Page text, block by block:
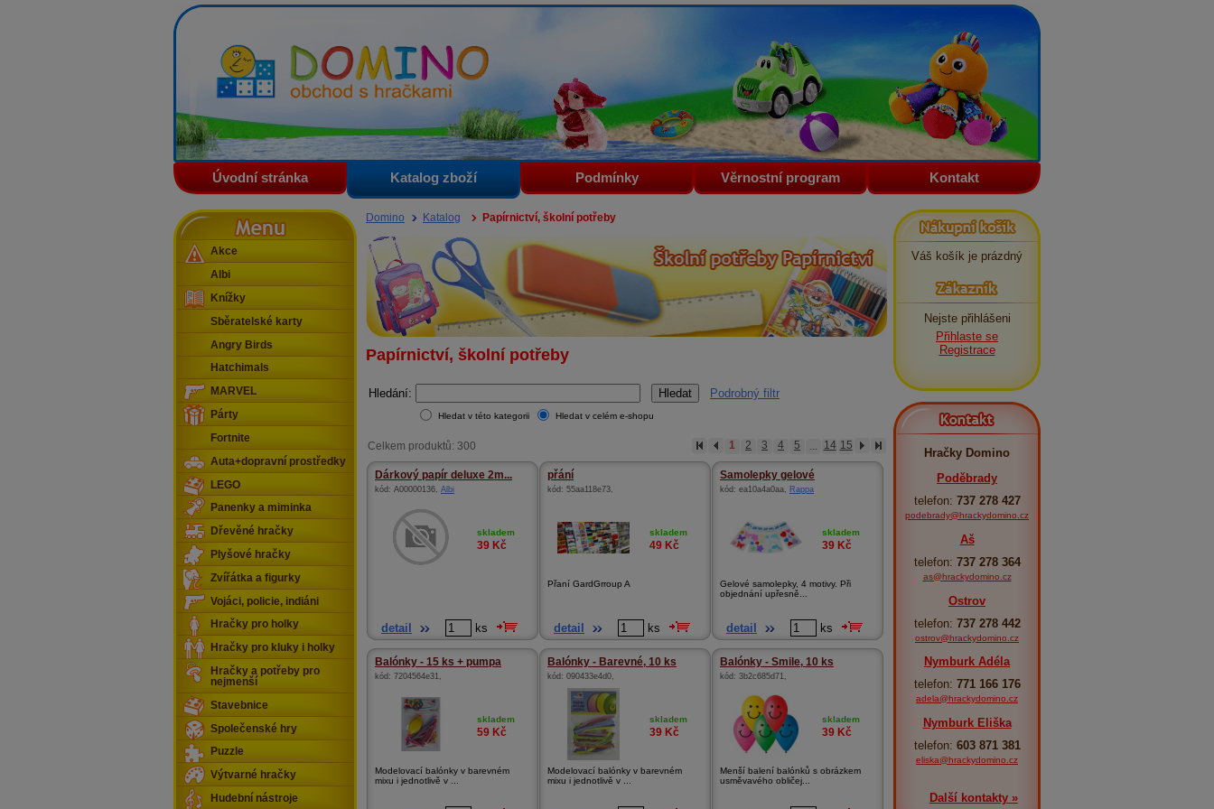
Domino - obchod s hračkami
Úvodní stránka Katalog zboží Podmínky Věrnostní program Kontakt
Domino Katalog Papírnictví, školní potřeby
Papírnictví, školní potřeby
Hledání: Podrobný filtr
Hledat v této kategorii Hledat v celém e-shopu
Celkem produktů: 300 1 2 3 4 5 14 15
Dárkový papír deluxe 2m...
kód: A00000136, Albi
skladem
39 Kč
detail ks
přání
kód: 55aa118e73,
skladem
49 Kč
Přaní GardGrroup A
detail ks
Samolepky gelové
kód: ea10a4a0aa, Rappa
skladem
39 Kč
Gelové samolepky, 4 motivy. Při
objednání upřesně...
detail ks
Balónky - 15 ks + pumpa
kód: 7204564e31,
skladem
59 Kč
Modelovací balónky v barevném
mixu i jednotlivě v ...
Balónky - Barevné, 10 ks
kód: 090433e4d0,
skladem
39 Kč
Modelovací balónky v barevném
mixu i jednotlivě v ...
Balónky - Smile, 10 ks
kód: 3b2c685d71,
skladem
39 Kč
Menší balení balónků s obrázkem
usměvavého obličej...
Menu
Akce
Albi
Knížky
Sběratelské karty
Angry Birds
Hatchimals
MARVEL
Párty
Fortnite
Auta+dopravní prostředky
LEGO
Panenky a miminka
Dřevěné hračky
Plyšové hračky
Zvířátka a figurky
Vojáci, policie, indiáni
Hračky pro holky
Hračky pro kluky i holky
Hračky a potřeby pro
nejmenší
Stavebnice
Společenské hry
Puzzle
Výtvarné hračky
Hudební nástroje
Nákupní košík
Váš košík je prázdný
Zákazník
Nejste přihlášeni
Přihlaste se
Registrace
Kontakt
Hračky Domino
Poděbrady
telefon: 737 278 427
podebrady@hrackydomino.cz
Aš
telefon: 737 278 364
as@hrackydomino.cz
Ostrov
telefon: 737 278 442
ostrov@hrackydomino.cz
Nymburk Adéla
telefon: 771 166 176
adela@hrackydomino.cz
Nymburk Eliška
telefon: 603 871 381
eliska@hrackydomino.cz
Další kontakty »